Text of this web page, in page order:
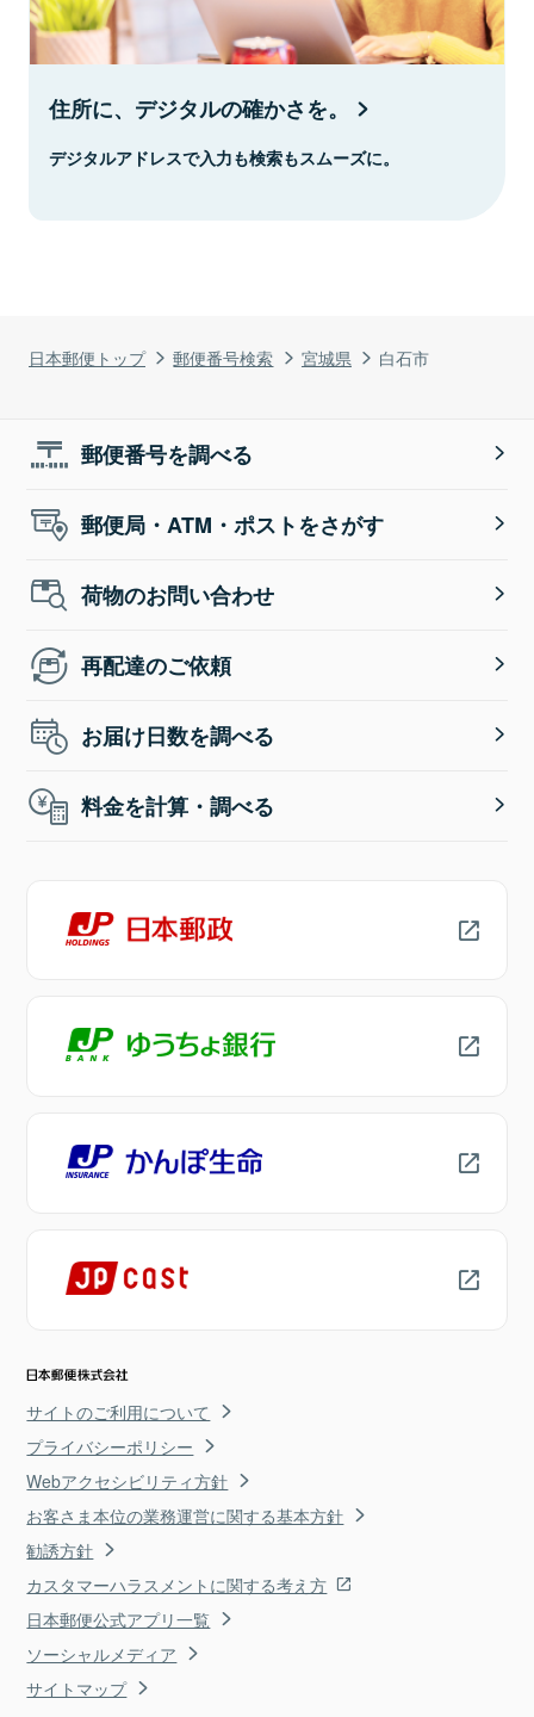
日本郵便トップ 郵便番号検索 宮城県 白石市
住所に、デジタルの確かさを。
デジタルアドレスで入力も検索もスムーズに。
郵便番号を調べる
郵便局・ATM・ポストをさがす
荷物のお問い合わせ
再配達のご依頼
お届け日数を調べる
料金を計算・調べる
サイトのご利用について
プライバシーポリシー
Webアクセシビリティ方針
お客さま本位の業務運営に関する基本方針
勧誘方針
カスタマーハラスメントに関する考え方
日本郵便公式アプリ一覧
ソーシャルメディア
サイトマップ